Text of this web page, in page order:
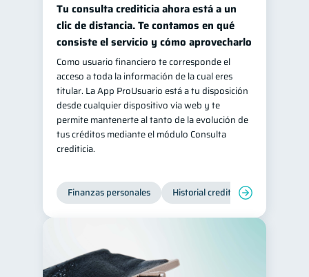
Tu consulta crediticia ahora está a un
clic de distancia. Te contamos en qué
consiste el servicio y cómo aprovecharlo
Como usuario financiero te corresponde el
acceso a toda la información de la cual eres
titular. La App ProUsuario está a tu disposición
desde cualquier dispositivo vía web y te
permite mantenerte al tanto de la evolución de
tus créditos mediante el módulo Consulta
crediticia.
Finanzas personales Historial crediticio